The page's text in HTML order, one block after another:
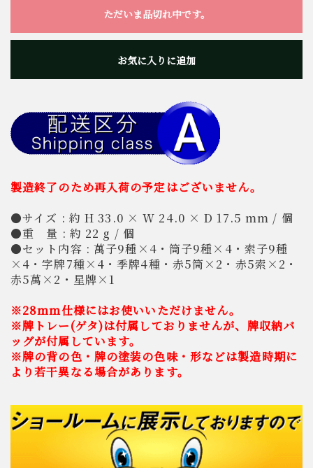
ただいま品切れ中です。
お気に入りに追加
製造終了のため再入荷の予定はございません。
●サイズ : 約 H 33.0 × W 24.0 × D 17.5 mm / 個
●重 量 : 約 22 g / 個
●セット内容 : 萬子9種×4・筒子9種×4・索子9種
×4・字牌7種×4・季牌4種・赤5筒×2・赤5索×2・
赤5萬×2・星牌×1
※28mm仕様にはお使いいただけません。
※牌トレー(ゲタ)は付属しておりませんが、牌収納バ
ッグが付属しています。
※牌の背の色・牌の塗装の色味・形などは製造時期に
より若干異なる場合があります。